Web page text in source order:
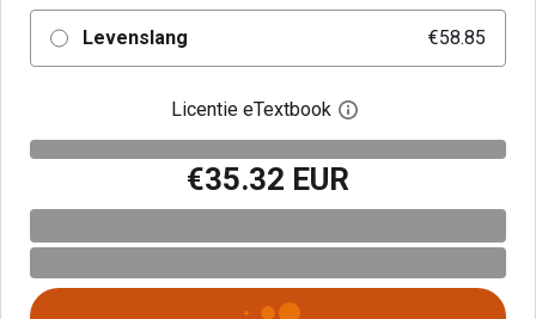
Levenslang €58.85
Licentie eTextbook Open het
€35.32 EUR